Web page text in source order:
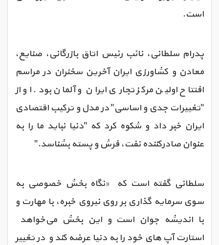
است.
پدرام سلطانی، نائب رئیس اتاق بازرگانی، صنایع،
معادن و کشاورزی ایران آخرین سخنران در مراسم
افتتاح اولین مرکز تجاری ایران و آلمان بود. او از
"تغییرات جدی و اساسی" در مدل و ترکیب اقتصادی
ایران خبر داد و شکوه کرد که "دنیا نباید ما را به
عنوان صادرکننده نفت، فرش و پسته بشناسد."
سلطانی گفته است که «نگاه بخش خصوصی به
سوی سرمایه گذاری بر روی نیروی خبره، با مهارت و
با اندیشه جوان است و این بخش می‌خواهد
استارت آپ های خود را به دنیا عرضه کند و در تغییر